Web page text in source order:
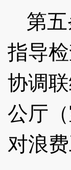
第
指导
协调
公厅
对浪费